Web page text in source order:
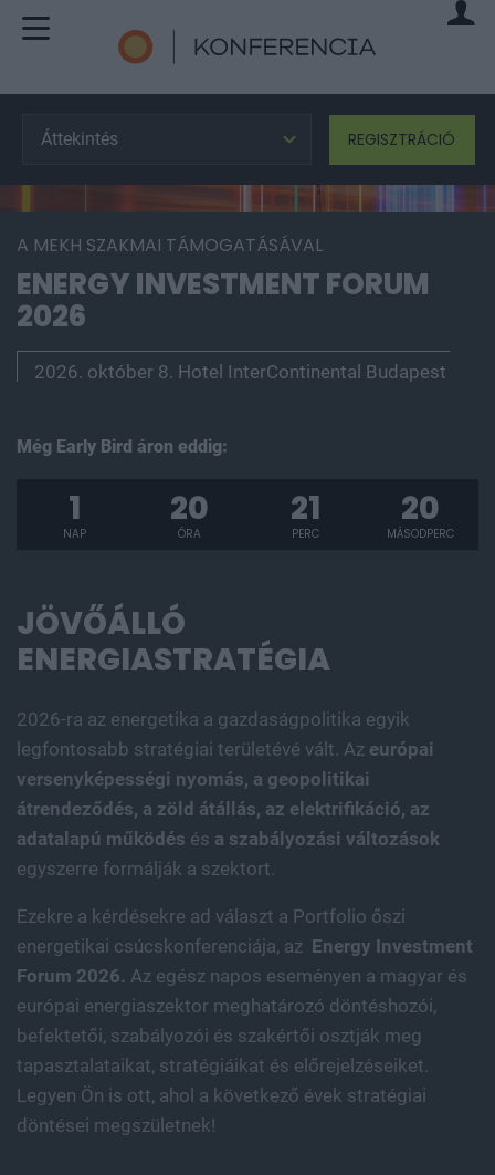
Áttekintés REGISZTRÁCIÓ
A MEKH SZAKMAI TÁMOGATÁSÁVAL
ENERGY INVESTMENT FORUM
2026
2026. október 8. Hotel InterContinental Budapest
Még Early Bird áron eddig:
1
NAP
20
ÓRA
21
PERC
18
MÁSODPERC
JÖVŐÁLLÓ
ENERGIASTRATÉGIA
2026-ra az energetika a gazdaságpolitika egyik
legfontosabb stratégiai területévé vált. Az európai
versenyképességi nyomás, a geopolitikai
átrendeződés, a zöld átállás, az elektrifikáció, az
adatalapú működés és a szabályozási változások
egyszerre formálják a szektort.
Ezekre a kérdésekre ad választ a Portfolio őszi
energetikai csúcskonferenciája, az Energy Investment
Forum 2026. Az egész napos eseményen a magyar és
európai energiaszektor meghatározó döntéshozói,
befektetői, szabályozói és szakértői osztják meg
tapasztalataikat, stratégiáikat és előrejelzéseiket.
Legyen Ön is ott, ahol a következő évek stratégiai
döntései megszületnek!